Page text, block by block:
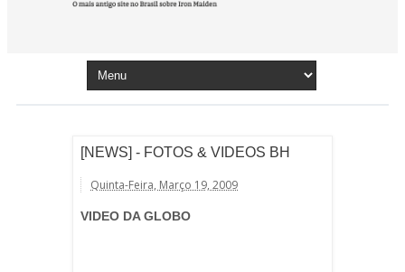
[NEWS] - FOTOS & VIDEOS BH
Quinta-Feira, Março 19, 2009
VIDEO DA GLOBO